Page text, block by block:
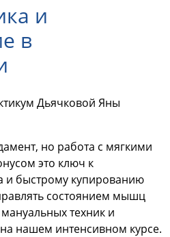
и
в
Дьячковой Яны
но работа с мягкими
это ключ к
и быстрому купированию
состоянием мышц
техник и
нашем интенсивном курсе.